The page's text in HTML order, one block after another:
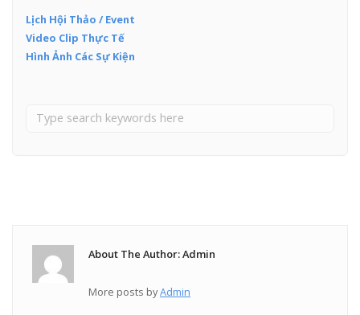
Lịch Hội Thảo / Event
Video Clip Thực Tế
Hình Ảnh Các Sự Kiện
About The Author: Admin
More posts byAdmin